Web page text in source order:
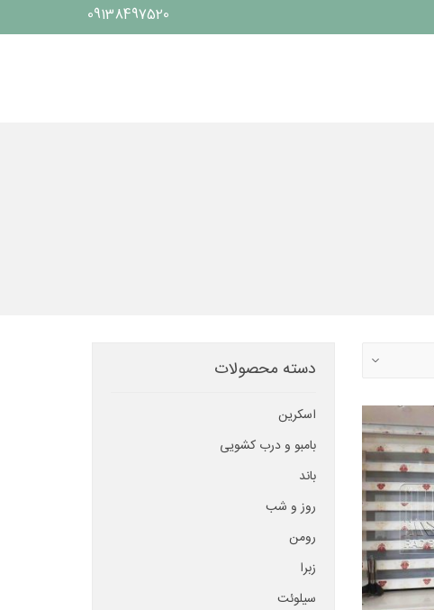
09138497520
دسته محصولات
اسکرین
بامبو و درب کشویی
باند
روز و شب
رومن
زبرا
سیلوئت